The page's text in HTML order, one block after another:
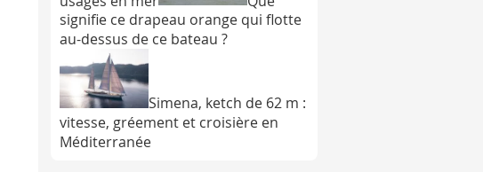
signifie ce drapeau orange qui flotte
au-dessus de ce bateau ?
Simena, ketch de 62 m :
vitesse, gréement et croisière en
Méditerranée